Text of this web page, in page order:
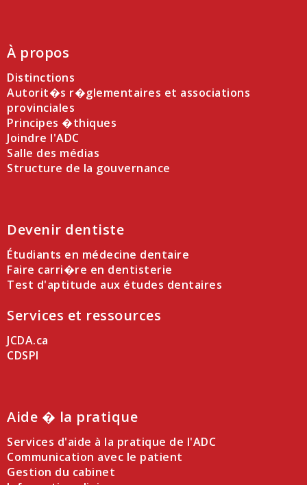
À propos
Distinctions
Autorit�s r�glementaires et associations
provinciales
Principes �thiques
Joindre l'ADC
Salle des médias
Structure de la gouvernance
Devenir dentiste
Étudiants en médecine dentaire
Faire carri�re en dentisterie
Test d'aptitude aux études dentaires
Services et ressources
JCDA.ca
CDSPI
Aide � la pratique
Services d'aide à la pratique de l'ADC
Communication avec le patient
Gestion du cabinet